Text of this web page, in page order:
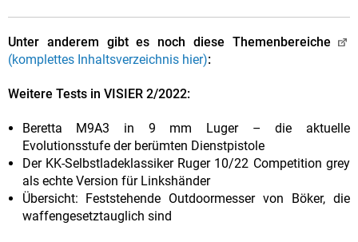
Unter anderem gibt es noch diese Themenbereiche
(komplettes Inhaltsverzeichnis hier):
Weitere Tests in VISIER 2/2022:
Beretta M9A3 in 9 mm Luger – die aktuelle
Evolutionsstufe der berümten Dienstpistole
Der KK-Selbstladeklassiker Ruger 10/22 Competition grey
als echte Version für Linkshänder
Übersicht: Feststehende Outdoormesser von Böker, die
waffengesetztauglich sind